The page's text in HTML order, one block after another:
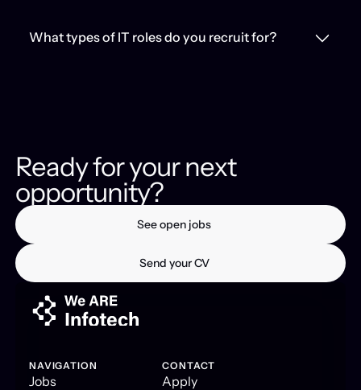
What types of IT roles do you recruit for?
Ready for your next
opportunity?
See open jobs
See open jobs
Send your CV
Send your CV
NAVIGATION
Jobs
CONTACT
Apply